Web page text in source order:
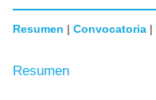
Resumen | Convocatoria |
Resumen